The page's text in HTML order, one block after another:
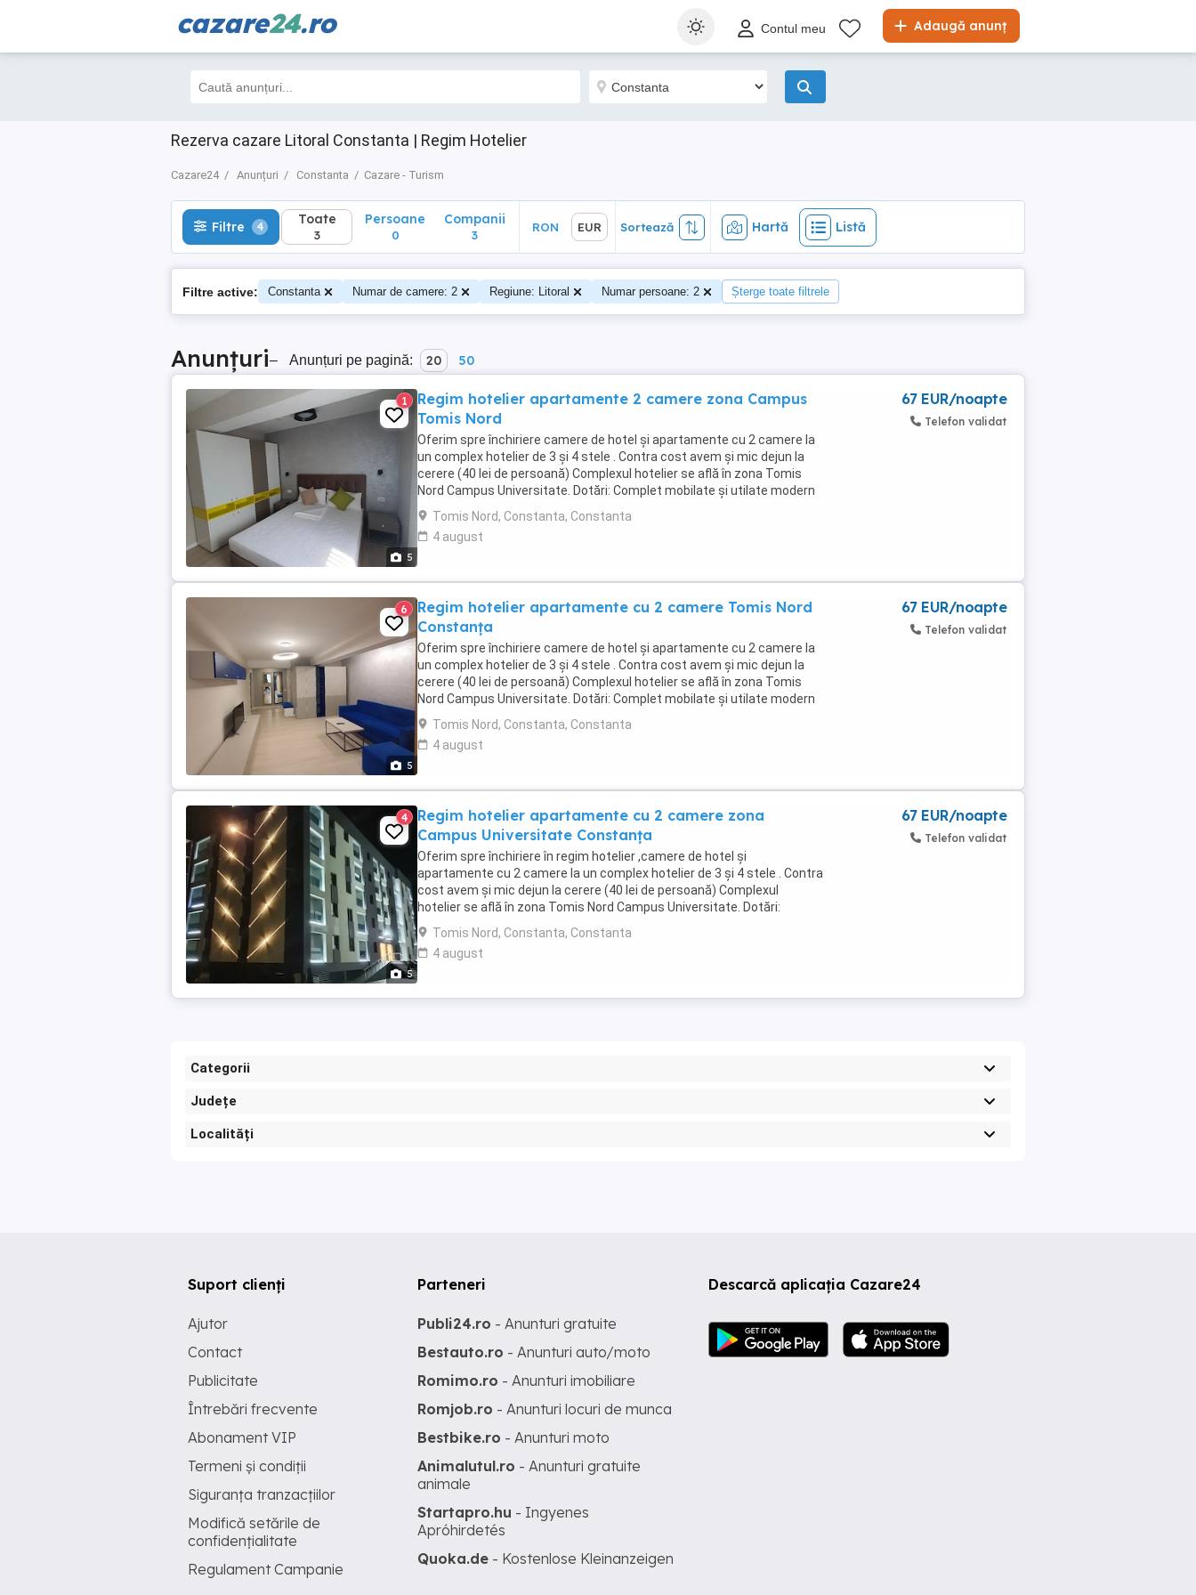
cazare24.ro Adaugă anunț
Contul meu
Rezerva cazare Litoral Constanta | Regim Hotelier
Cazare24 Anunțuri Constanta Cazare - Turism
Filtre 4 Toate
3
Hartă Listă
Filtre 4 Toate
3
Persoane
0
Companii
3
RON EUR Sortează Hartă Listă
Filtre active: Constanta Numar de camere: 2 Regiune: Litoral Numar persoane: 2 Șterge toate filtrele
Anunțuri– Anunțuri pe pagină: 20 50
5
1
Regim hotelier apartamente 2 camere zona Campus
Tomis Nord
Oferim spre închiriere camere de hotel și apartamente cu 2 camere la
un complex hotelier de 3 și 4 stele . Contra cost avem și mic dejun la
cerere (40 lei de persoană) Complexul hotelier se află în zona Tomis
Nord Campus Universitate. Dotări: Complet mobilate și utilate modern
Aer condiționat, ...
Tomis Nord, Constanta, Constanta
4 august
67 EUR/noapte
Telefon validat
5
6
Regim hotelier apartamente cu 2 camere Tomis Nord
Constanța
Oferim spre închiriere camere de hotel și apartamente cu 2 camere la
un complex hotelier de 3 și 4 stele . Contra cost avem și mic dejun la
cerere (40 lei de persoană) Complexul hotelier se află în zona Tomis
Nord Campus Universitate. Dotări: Complet mobilate și utilate modern
Aer condiționat, ...
Tomis Nord, Constanta, Constanta
4 august
67 EUR/noapte
Telefon validat
5
4
Regim hotelier apartamente cu 2 camere zona
Campus Universitate Constanța
Oferim spre închiriere în regim hotelier ,camere de hotel și
apartamente cu 2 camere la un complex hotelier de 3 și 4 stele . Contra
cost avem și mic dejun la cerere (40 lei de persoană) Complexul
hotelier se află în zona Tomis Nord Campus Universitate. Dotări:
Complet mobilate și utilate modern ...
Tomis Nord, Constanta, Constanta
4 august
67 EUR/noapte
Telefon validat
Categorii
Județe
Localități
Descarcă aplicația Cazare24
Suport clienți
Ajutor
Contact
Publicitate
Întrebări frecvente
Abonament VIP
Termeni și condiții
Siguranța tranzacțiilor
Modifică setările de
confidențialitate
Regulament Campanie
Parteneri
Publi24.ro - Anunturi gratuite
Bestauto.ro - Anunturi auto/moto
Romimo.ro - Anunturi imobiliare
Romjob.ro - Anunturi locuri de munca
Bestbike.ro - Anunturi moto
Animalutul.ro - Anunturi gratuite
animale
Startapro.hu - Ingyenes
Apróhirdetés
Quoka.de - Kostenlose Kleinanzeigen